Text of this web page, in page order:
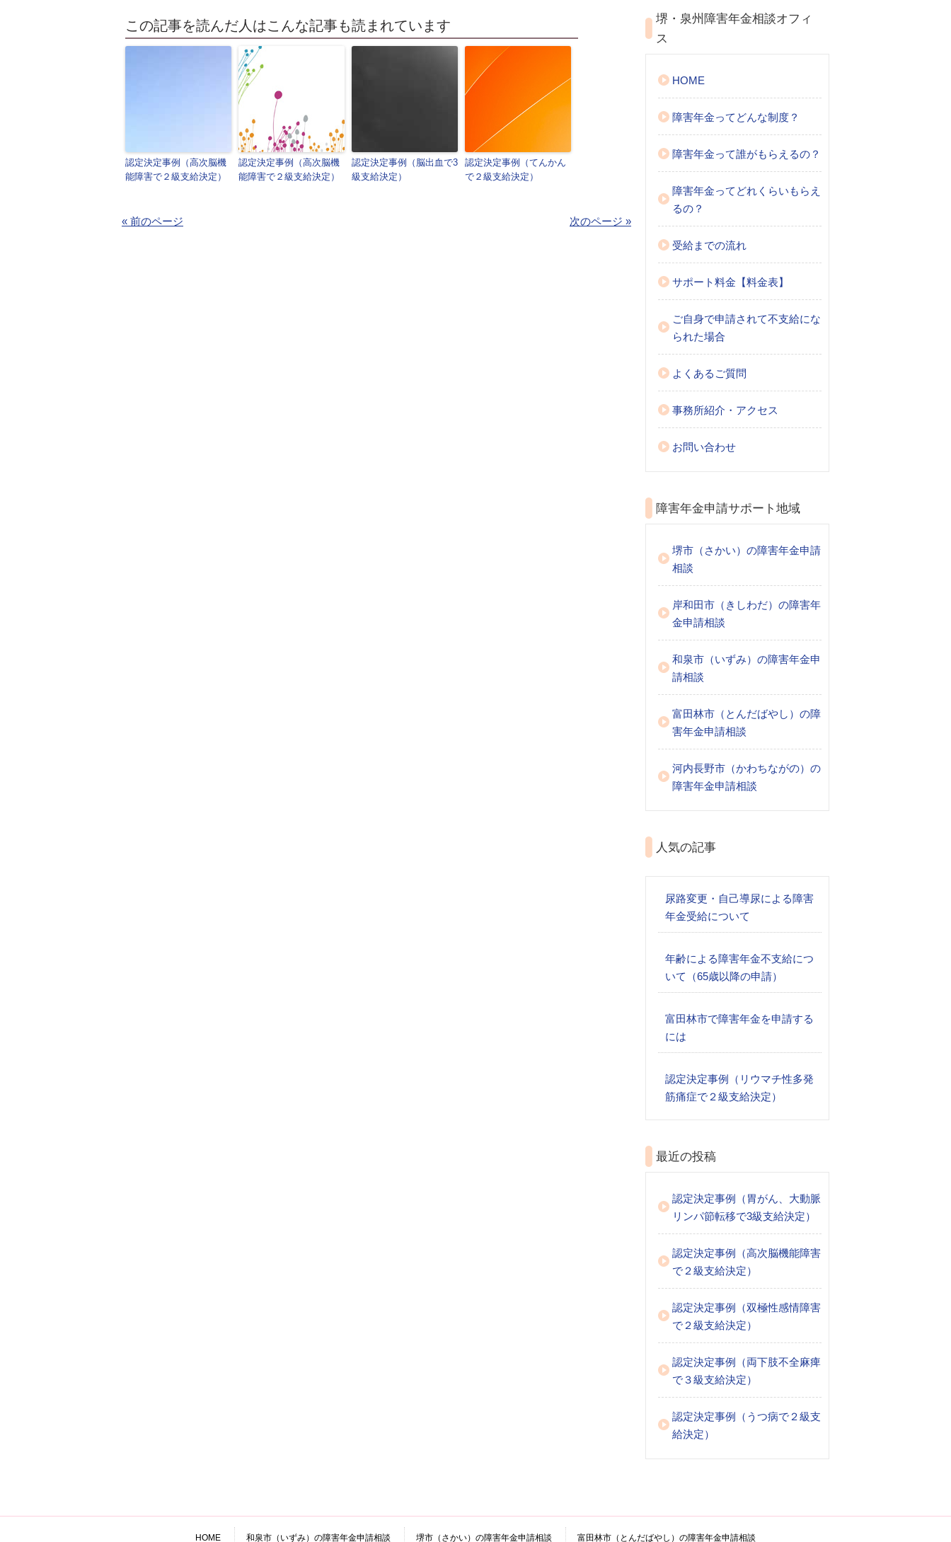
この記事を読んだ人はこんな記事も読まれています
認定決定事例（高次脳機
能障害で２級支給決定）
認定決定事例（高次脳機
能障害で２級支給決定）
認定決定事例（脳出血で3
級支給決定）
認定決定事例（てんかん
で２級支給決定）
« 前のページ 次のページ »
堺・泉州障害年金相談オフィ
ス
HOME
障害年金ってどんな制度？
障害年金って誰がもらえるの？
障害年金ってどれくらいもらえ
るの？
受給までの流れ
サポート料金【料金表】
ご自身で申請されて不支給にな
られた場合
よくあるご質問
事務所紹介・アクセス
お問い合わせ
障害年金申請サポート地域
堺市（さかい）の障害年金申請
相談
岸和田市（きしわだ）の障害年
金申請相談
和泉市（いずみ）の障害年金申
請相談
富田林市（とんだばやし）の障
害年金申請相談
河内長野市（かわちながの）の
障害年金申請相談
人気の記事
尿路変更・自己導尿による障害
年金受給について
年齢による障害年金不支給につ
いて（65歳以降の申請）
富田林市で障害年金を申請する
には
認定決定事例（リウマチ性多発
筋痛症で２級支給決定）
最近の投稿
認定決定事例（胃がん、大動脈
リンパ節転移で3級支給決定）
認定決定事例（高次脳機能障害
で２級支給決定）
認定決定事例（双極性感情障害
で２級支給決定）
認定決定事例（両下肢不全麻痺
で３級支給決定）
認定決定事例（うつ病で２級支
給決定）
HOME 和泉市（いずみ）の障害年金申請相談 堺市（さかい）の障害年金申請相談 富田林市（とんだばやし）の障害年金申請相談